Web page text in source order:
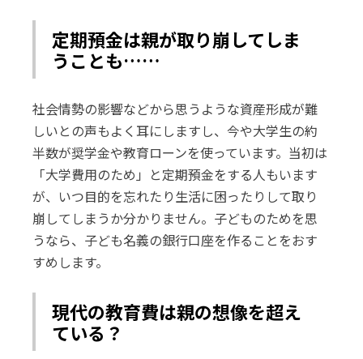
定期預金は親が取り崩してしま
うことも……
社会情勢の影響などから思うような資産形成が難
しいとの声もよく耳にしますし、今や大学生の約
半数が奨学金や教育ローンを使っています。当初は
「大学費用のため」と定期預金をする人もいます
が、いつ目的を忘れたり生活に困ったりして取り
崩してしまうか分かりません。子どものためを思
うなら、子ども名義の銀行口座を作ることをおす
すめします。
現代の教育費は親の想像を超え
ている？